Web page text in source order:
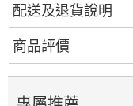
配送及退貨說明
商品評價